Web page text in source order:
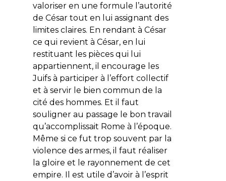
valoriser en une formule l’autorité
de César tout en lui assignant des
limites claires. En rendant à César
ce qui revient à César, en lui
restituant les pièces qui lui
appartiennent, il encourage les
Juifs à participer à l’effort collectif
et à servir le bien commun de la
cité des hommes. Et il faut
souligner au passage le bon travail
qu’accomplissait Rome à l’époque.
Même si ce fut trop souvent par la
violence des armes, il faut réaliser
la gloire et le rayonnement de cet
empire. Il est utile d’avoir à l’esprit